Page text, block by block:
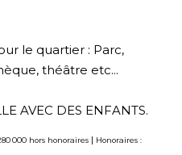
le quartier : Parc,
théâtre etc...
AVEC DES ENFANTS.
000 hors honoraires | Honoraires :